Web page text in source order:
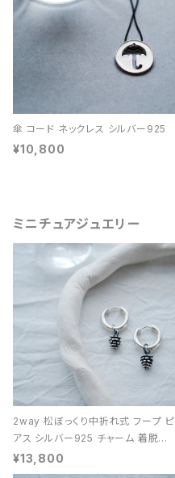
傘 コード ネックレス シルバー925
¥10,800
ミニチュアジュエリー
2way 松ぼっくり中折れ式 フープ ピ
アス シルバー925 チャーム 着脱可
能 レディース ユニセックス
¥13,800